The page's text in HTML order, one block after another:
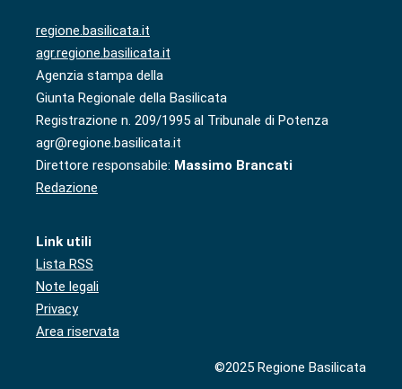
regione.basilicata.it
agr.regione.basilicata.it
Agenzia stampa della
Giunta Regionale della Basilicata
Registrazione n. 209/1995 al Tribunale di Potenza
agr@regione.basilicata.it
Direttore responsabile: Massimo Brancati
Redazione
Link utili
Lista RSS
Note legali
Privacy
Area riservata
©2025 Regione Basilicata